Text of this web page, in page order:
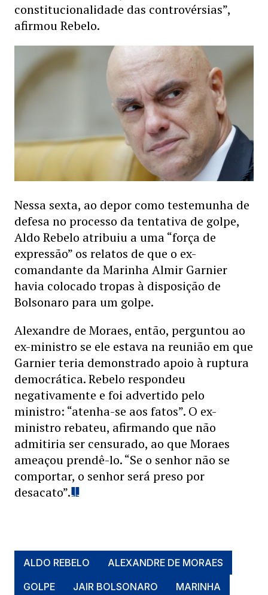
constitucionalidade das controvérsias”,
afirmou Rebelo.
Nessa sexta, ao depor como testemunha de
defesa no processo da tentativa de golpe,
Aldo Rebelo atribuiu a uma “força de
expressão” os relatos de que o ex-
comandante da Marinha Almir Garnier
havia colocado tropas à disposição de
Bolsonaro para um golpe.
Alexandre de Moraes, então, perguntou ao
ex-ministro se ele estava na reunião em que
Garnier teria demonstrado apoio à ruptura
democrática. Rebelo respondeu
negativamente e foi advertido pelo
ministro: “atenha-se aos fatos”. O ex-
ministro rebateu, afirmando que não
admitiria ser censurado, ao que Moraes
ameaçou prendê-lo. “Se o senhor não se
comportar, o senhor será preso por
desacato”.
ALDO REBELO
ALEXANDRE DE MORAES
GOLPE
JAIR BOLSONARO
MARINHA